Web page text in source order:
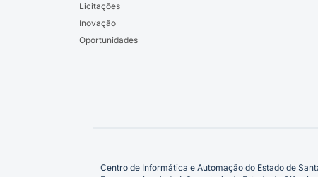
Licitações
Inovação
Oportunidades
Centro de Informática e Automação do Estado de